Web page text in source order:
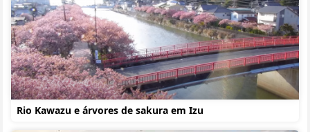
Rio Kawazu e árvores de sakura em Izu